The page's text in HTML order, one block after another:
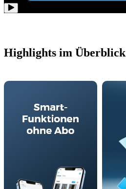
Highlights im Überblick